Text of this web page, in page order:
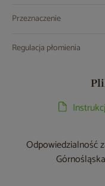
Przeznaczenie
Regulacja płomienia
Odpowiedzialność